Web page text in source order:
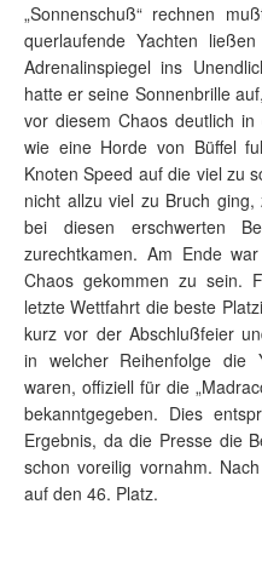
„Sonnenschuß“ rechnen
querlaufende Yachten
Adrenalinspiegel ins
hatte er seine Sonnenbrille
vor diesem Chaos deutlich
wie eine Horde von Büffel
Knoten Speed auf die viel zu
nicht allzu viel zu Bruch
bei diesen erschwerten
zurechtkamen. Am Ende
Chaos gekommen zu sein.
letzte Wettfahrt die beste
kurz vor der Abschlußfeier
in welcher Reihenfolge die
waren, offiziell für die
bekanntgegeben. Dies
Ergebnis, da die Presse die
schon voreilig vornahm.
auf den 46. Platz.